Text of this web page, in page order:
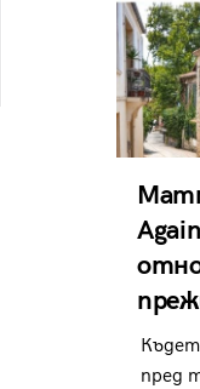
пред